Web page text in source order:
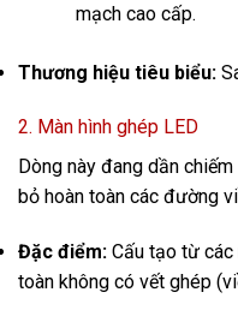
mạch cao cấp.
Thương hiệu tiêu biểu:
2. Màn hình ghép LED
Dòng này đang dần
bỏ hoàn toàn các đường
Đặc điểm: Cấu tạo từ các
toàn không có vết ghép